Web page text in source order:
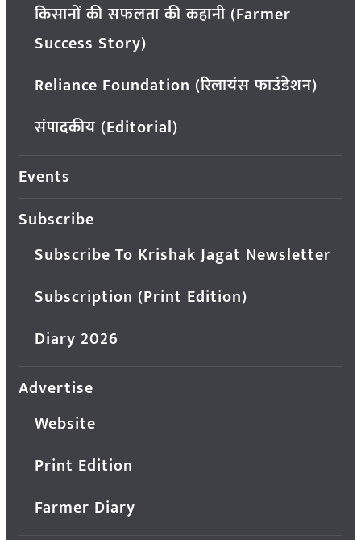
किसानों की सफलता की कहानी (Farmer
Success Story)
Reliance Foundation (रिलायंस फाउंडेशन)
संपादकीय (Editorial)
Events
Subscribe
Subscribe To Krishak Jagat Newsletter
Subscription (Print Edition)
Diary 2026
Advertise
Website
Print Edition
Farmer Diary